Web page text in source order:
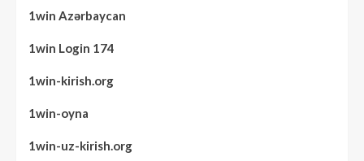
1win Azərbaycan
1win Login 174
1win-kirish.org
1win-oyna
1win-uz-kirish.org